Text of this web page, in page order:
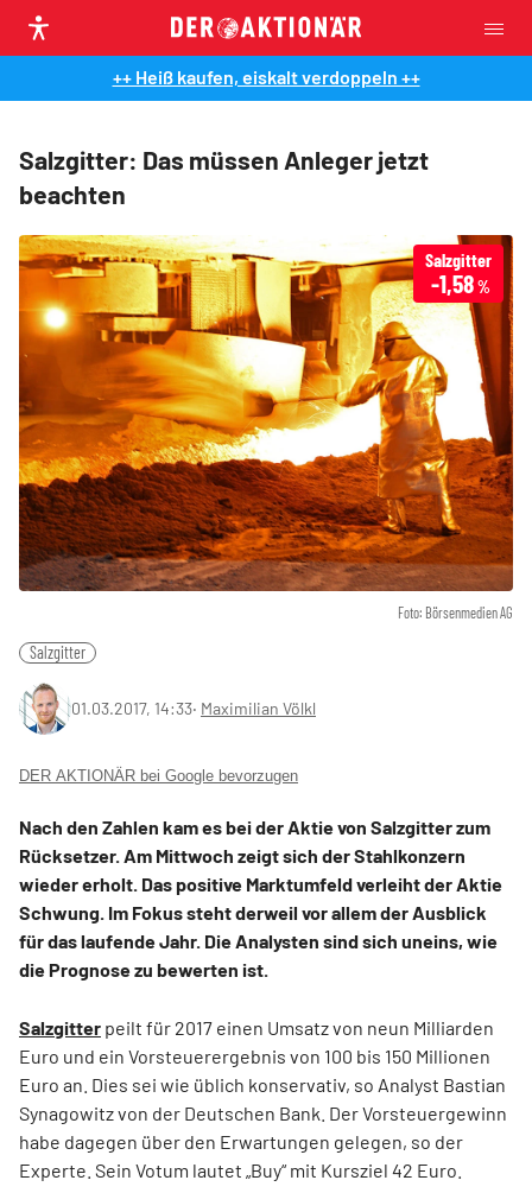
++ Heiß kaufen, eiskalt verdoppeln ++
Salzgitter: Das müssen Anleger jetzt
beachten
Foto: Börsenmedien AG
Salzgitter
-1,58%
Salzgitter
01.03.2017, 14:33‧ Maximilian Völkl
DER AKTIONÄR bei Google bevorzugen
Nach den Zahlen kam es bei der Aktie von Salzgitter zum
Rücksetzer. Am Mittwoch zeigt sich der Stahlkonzern
wieder erholt. Das positive Marktumfeld verleiht der Aktie
Schwung. Im Fokus steht derweil vor allem der Ausblick
für das laufende Jahr. Die Analysten sind sich uneins, wie
die Prognose zu bewerten ist.
Salzgitter peilt für 2017 einen Umsatz von neun Milliarden
Euro und ein Vorsteuerergebnis von 100 bis 150 Millionen
Euro an. Dies sei wie üblich konservativ, so Analyst Bastian
Synagowitz von der Deutschen Bank. Der Vorsteuergewinn
habe dagegen über den Erwartungen gelegen, so der
Experte. Sein Votum lautet „Buy“ mit Kursziel 42 Euro.